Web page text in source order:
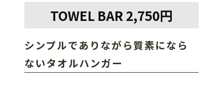
TOWEL BAR 2,750円
シンプルでありながら質素になら
ないタオルハンガー